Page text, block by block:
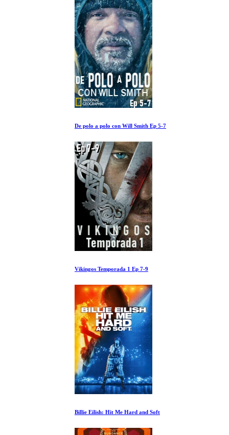
De polo a polo con Will Smith Ep 5-7
Vikingos Temporada 1 Ep 7-9
Billie Eilish: Hit Me Hard and Soft